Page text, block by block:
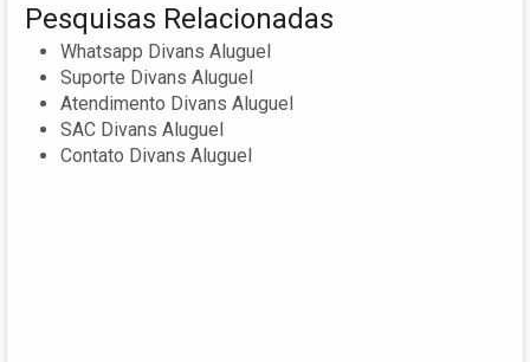
Pesquisas Relacionadas
Whatsapp Divans Aluguel
Suporte Divans Aluguel
Atendimento Divans Aluguel
SAC Divans Aluguel
Contato Divans Aluguel